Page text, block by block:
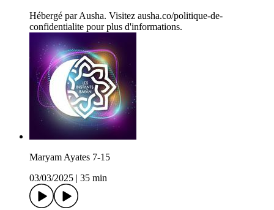
Hébergé par Ausha. Visitez ausha.co/politique-de-
confidentialite pour plus d'informations.
Maryam Ayates 7-15
03/03/2025
35 min